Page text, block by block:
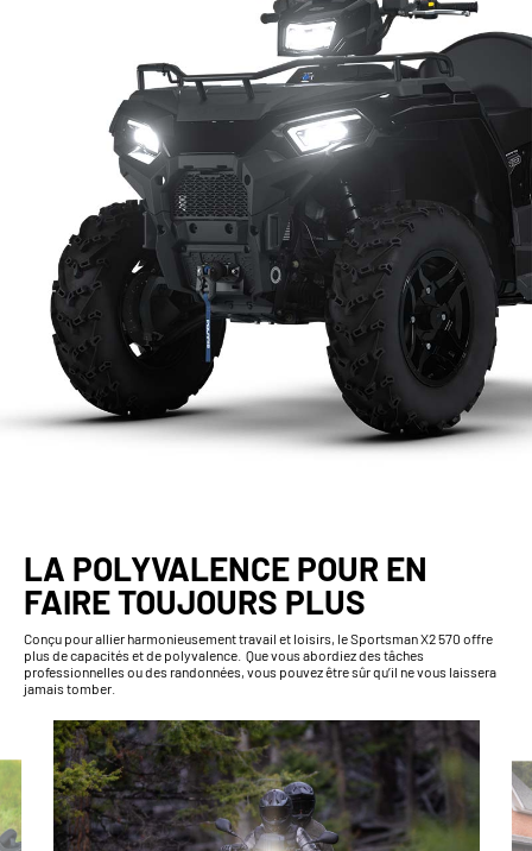
LA POLYVALENCE POUR EN
FAIRE TOUJOURS PLUS
Conçu pour allier harmonieusement travail et loisirs, le Sportsman X2 570 offre
plus de capacités et de polyvalence. Que vous abordiez des tâches
professionnelles ou des randonnées, vous pouvez être sûr qu’il ne vous laissera
jamais tomber.